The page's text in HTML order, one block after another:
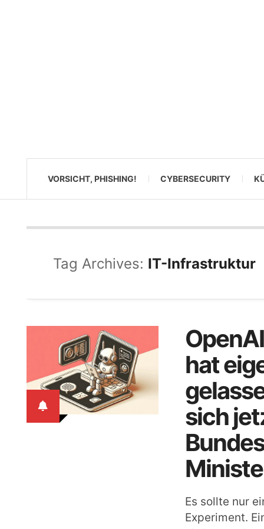
VORSICHT, PHISHING! CYBERSECURITY
Tag Archives: IT-Infrastruktur
hat
sich
Es sollte nur
Experiment.